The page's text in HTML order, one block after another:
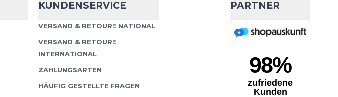
KUNDENSERVICE
VERSAND & RETOURE NATIONAL
VERSAND & RETOURE
INTERNATIONAL
ZAHLUNGSARTEN
HÄUFIG GESTELLTE FRAGEN
PARTNER